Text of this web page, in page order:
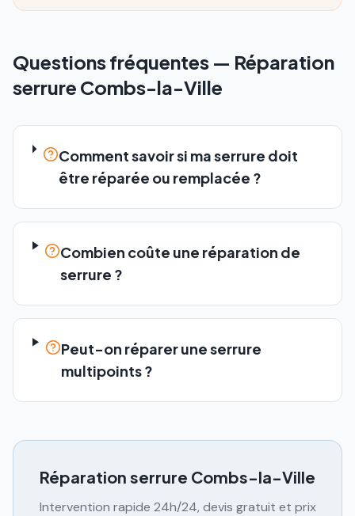
Questions fréquentes — Réparation
serrure Combs-la-Ville
Comment savoir si ma serrure doit
être réparée ou remplacée ?
Combien coûte une réparation de
serrure ?
Peut-on réparer une serrure
multipoints ?
Réparation serrure Combs-la-Ville
Intervention rapide 24h/24, devis gratuit et prix